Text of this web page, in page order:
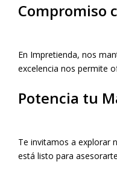
Compromiso
En Impretienda, nos
excelencia nos permite
Potencia tu
Te invitamos a explorar
está listo para